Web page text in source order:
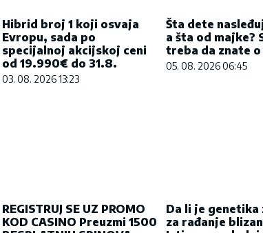
Hibrid broj 1 koji osvaja
Evropu, sada po
specijalnoj akcijskoj ceni
od 19.990€ do 31.8.
03. 08. 2026 13:23
Šta dete
a šta od majke?
treba da znate
05. 08. 2026 06:45
REGISTRUJ SE UZ PROMO
KOD CASINO Preuzmi 1500
Da li je genetika
za rađanje